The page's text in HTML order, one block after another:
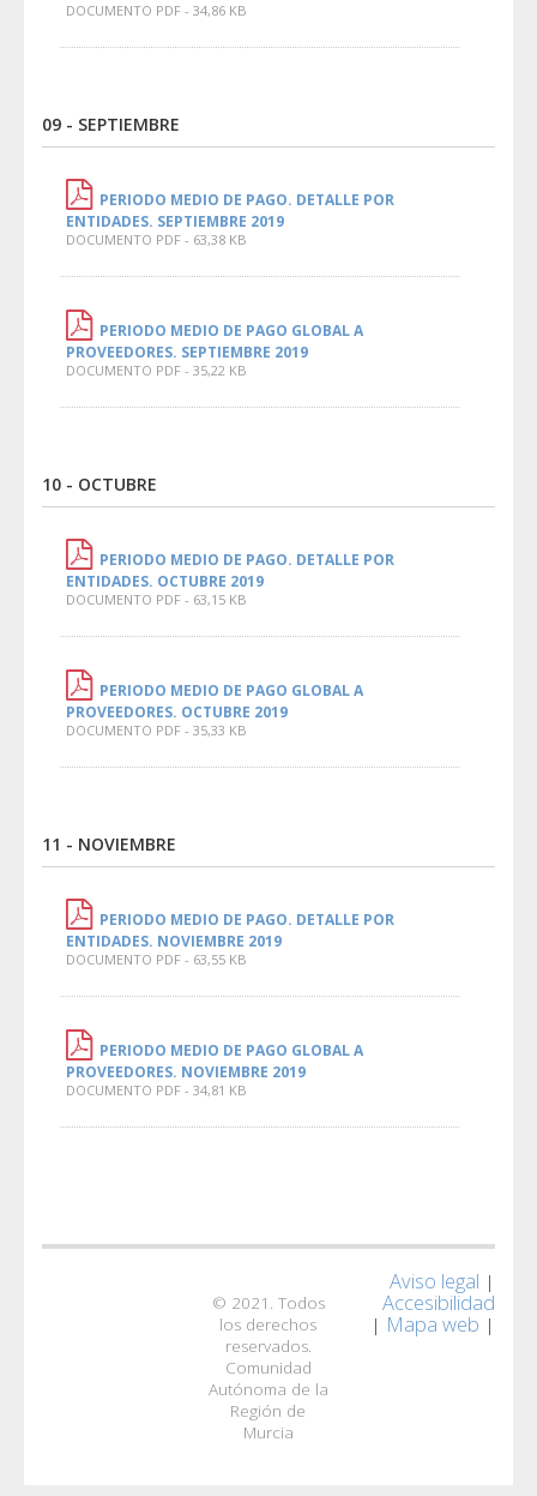
DOCUMENTO PDF - 34,86 KB
09 - SEPTIEMBRE
PERIODO MEDIO DE PAGO. DETALLE POR
ENTIDADES. SEPTIEMBRE 2019
DOCUMENTO PDF - 63,38 KB
PERIODO MEDIO DE PAGO GLOBAL A
PROVEEDORES. SEPTIEMBRE 2019
DOCUMENTO PDF - 35,22 KB
10 - OCTUBRE
PERIODO MEDIO DE PAGO. DETALLE POR
ENTIDADES. OCTUBRE 2019
DOCUMENTO PDF - 63,15 KB
PERIODO MEDIO DE PAGO GLOBAL A
PROVEEDORES. OCTUBRE 2019
DOCUMENTO PDF - 35,33 KB
11 - NOVIEMBRE
PERIODO MEDIO DE PAGO. DETALLE POR
ENTIDADES. NOVIEMBRE 2019
DOCUMENTO PDF - 63,55 KB
PERIODO MEDIO DE PAGO GLOBAL A
PROVEEDORES. NOVIEMBRE 2019
DOCUMENTO PDF - 34,81 KB
© 2021. Todos
los derechos
reservados.
Comunidad
Autónoma de la
Región de
Murcia
Aviso legal |
Accesibilidad
| Mapa web |